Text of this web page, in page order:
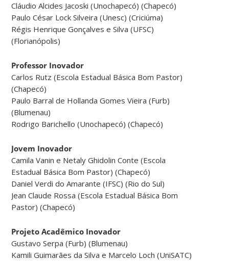
Cláudio Alcides Jacoski (Unochapecó) (Chapecó)
Paulo César Lock Silveira (Unesc) (Criciúma)
Régis Henrique Gonçalves e Silva (UFSC)
(Florianópolis)
Professor Inovador
Carlos Rutz (Escola Estadual Básica Bom Pastor)
(Chapecó)
Paulo Barral de Hollanda Gomes Vieira (Furb)
(Blumenau)
Rodrigo Barichello (Unochapecó) (Chapecó)
Jovem Inovador
Camila Vanin e Netaly Ghidolin Conte (Escola
Estadual Básica Bom Pastor) (Chapecó)
Daniel Verdi do Amarante (IFSC) (Rio do Sul)
Jean Claude Rossa (Escola Estadual Básica Bom
Pastor) (Chapecó)
Projeto Acadêmico Inovador
Gustavo Serpa (Furb) (Blumenau)
Kamili Guimarães da Silva e Marcelo Loch (UniSATC)